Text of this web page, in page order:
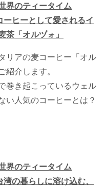
界のティータイム
ヒーとして愛されるイ
茶「オルヅォ」
リアの麦コーヒー「オル
紹介します。
巻き起こっているウェル
い人気のコーヒーとは？
界のティータイム
の暮らしに溶け込む、